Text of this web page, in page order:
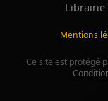
Librairie
Mentions
Ce site est protégé